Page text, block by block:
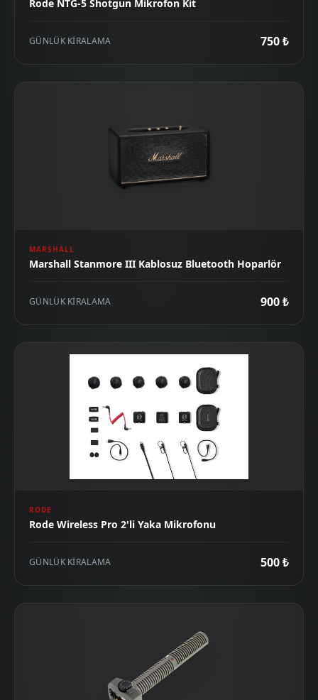
Rode NTG-5 Shotgun Mikrofon Kit
GÜNLÜK KIRALAMA 750 ₺
MARSHALL
Marshall Stanmore III Kablosuz Bluetooth Hoparlör
GÜNLÜK KIRALAMA 900 ₺
RODE
Rode Wireless Pro 2'li Yaka Mikrofonu
GÜNLÜK KIRALAMA 500 ₺